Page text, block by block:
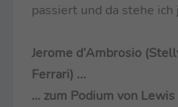
passiert und da stehe ich
Jerome d’Ambrosio
Ferrari) ...
… zum Podium von